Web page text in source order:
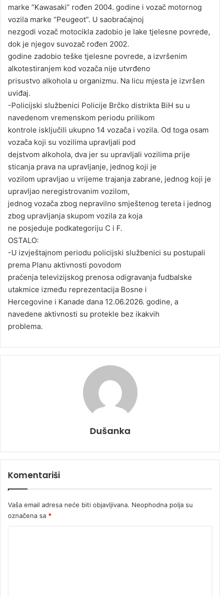
marke “Kawasaki” rođen 2004. godine i vozač motornog
vozila marke “Peugeot”. U saobraćajnoj
nezgodi vozač motocikla zadobio je lake tjelesne povrede,
dok je njegov suvozač rođen 2002.
godine zadobio teške tjelesne povrede, a izvršenim
alkotestiranjem kod vozača nije utvrđeno
prisustvo alkohola u organizmu. Na licu mjesta je izvršen
uviđaj.
-Policijski službenici Policije Brčko distrikta BiH su u
navedenom vremenskom periodu prilikom
kontrole isključili ukupno 14 vozača i vozila. Od toga osam
vozača koji su vozilima upravljali pod
dejstvom alkohola, dva jer su upravljali vozilima prije
sticanja prava na upravljanje, jednog koji je
vozilom upravljao u vrijeme trajanja zabrane, jednog koji je
upravljao neregistrovanim vozilom,
jednog vozača zbog nepravilno smještenog tereta i jednog
zbog upravljanja skupom vozila za koja
ne posjeduje podkategoriju C i F.
OSTALO:
-U izvještajnom periodu policijski službenici su postupali
prema Planu aktivnosti povodom
praćenja televizijskog prenosa odigravanja fudbalske
utakmice između reprezentacija Bosne i
Hercegovine i Kanade dana 12.06.2026. godine, a
navedene aktivnosti su protekle bez ikakvih
problema.
Dušanka
Komentariši
Vaša email adresa neće biti objavljivana. Neophodna polja su
označena sa *